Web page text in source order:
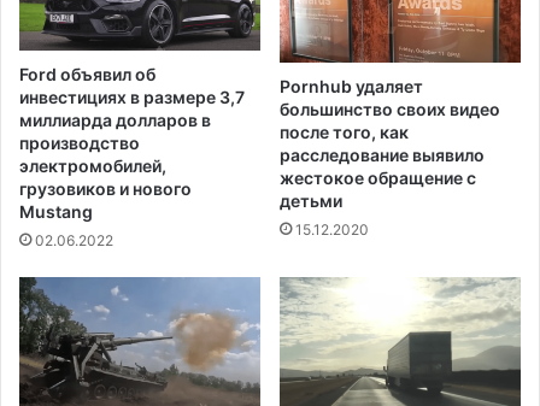
о
б
к
C
O
D
Ford объявил об
инвестициях в размере 3,7
миллиарда долларов в
производство
электромобилей,
грузовиков и нового
Mustang
02.06.2022
Pornhub удаляет
большинство своих видео
после того, как
расследование выявило
жестокое обращение с
детьми
15.12.2020